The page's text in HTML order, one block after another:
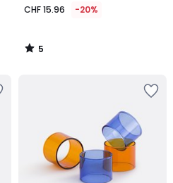
CHF 15.96 -20%
5
/